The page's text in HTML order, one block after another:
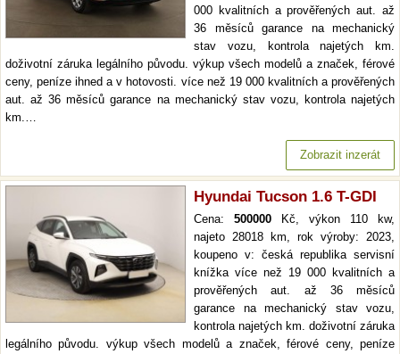
000 kvalitních a prověřených aut. až
36 měsíců garance na mechanický
stav vozu, kontrola najetých km.
doživotní záruka legálního původu. výkup všech modelů a značek, férové
ceny, peníze ihned a v hotovosti. více než 19 000 kvalitních a prověřených
aut. až 36 měsíců garance na mechanický stav vozu, kontrola najetých
km.…
Zobrazit inzerát
Hyundai Tucson 1.6 T-GDI
Cena: 500000 Kč, výkon 110 kw,
najeto 28018 km, rok výroby: 2023,
koupeno v: česká republika servisní
knížka více než 19 000 kvalitních a
prověřených aut. až 36 měsíců
garance na mechanický stav vozu,
kontrola najetých km. doživotní záruka
legálního původu. výkup všech modelů a značek, férové ceny, peníze